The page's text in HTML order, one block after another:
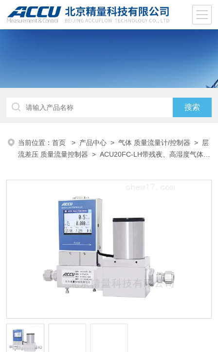
当前位置：首页 > 产品中心 >气体 质量流量计/控制器 > 层
流差压 质量流量控制器 > ACU20FC-LH带残夜、高湿度气体质